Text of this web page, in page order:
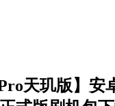
天玑版】安